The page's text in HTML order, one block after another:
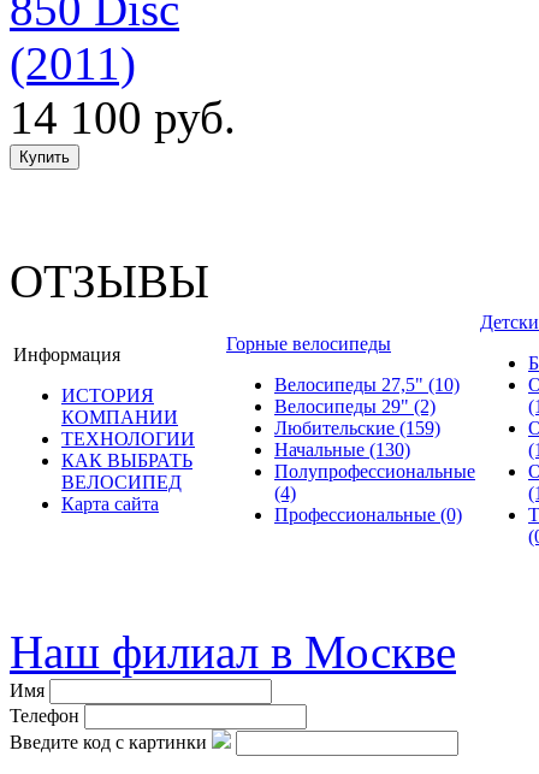
(2011)
14 100 руб.
ОТЗЫВЫ
Информация
ИСТОРИЯ
КОМПАНИИ
ТЕХНОЛОГИИ
КАК ВЫБРАТЬ
ВЕЛОСИПЕД
Карта сайта
Горные велосипеды
Велосипеды 27,5" (10)
Велосипеды 29" (2)
Любительские (159)
Начальные (130)
Полупрофессиональные
(4)
Профессиональные (0)
Наш филиал в Москве
Имя
Телефон
Введите код с картинки